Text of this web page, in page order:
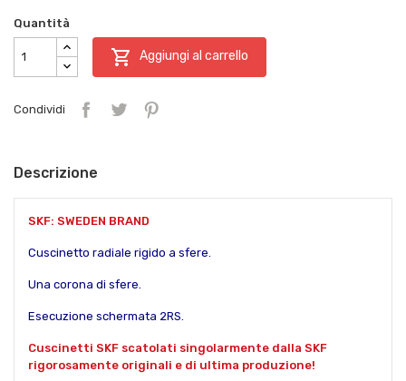
Quantità
 Aggiungi al carrello
Condividi
Descrizione
SKF: SWEDEN BRAND
Cuscinetto radiale rigido a sfere.
Una corona di sfere.
Esecuzione schermata 2RS.
Cuscinetti SKF scatolati singolarmente dalla SKF
rigorosamente originali e di ultima produzione!